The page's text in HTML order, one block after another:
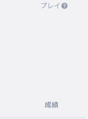
プレイ
成績